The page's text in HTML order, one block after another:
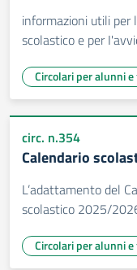
informazioni utili per
scolastico e per
Circolari per alunni
circ. n.354
Calendario
L’adattamento del
scolastico 2025/
Circolari per alunni